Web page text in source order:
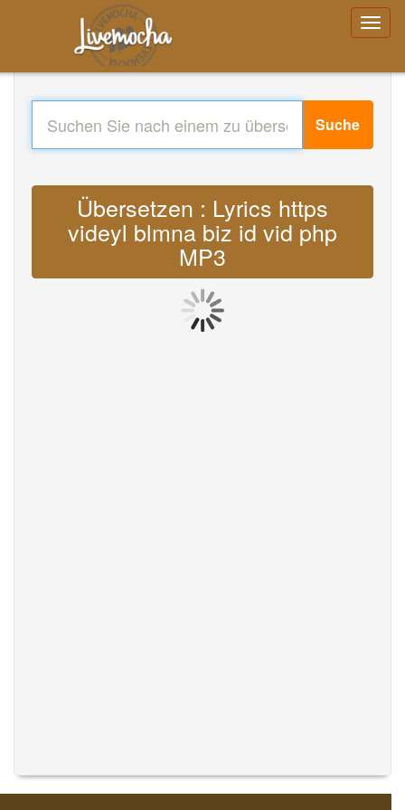
Suche
Übersetzen : Lyrics https
videyl blmna biz id vid php
MP3